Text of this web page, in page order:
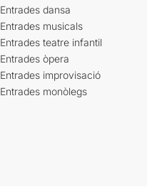
Entrades dansa
Entrades musicals
Entrades teatre infantil
Entrades òpera
Entrades improvisació
Entrades monòlegs